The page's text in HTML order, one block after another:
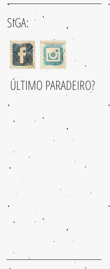
SIGA:
ÚLTIMO PARADEIRO?